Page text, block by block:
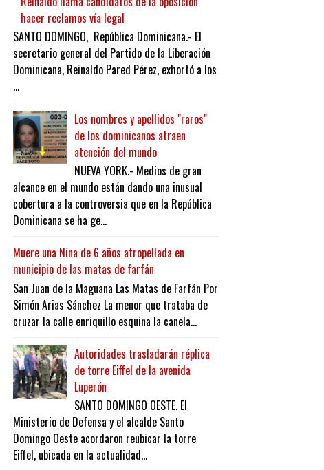
hacer reclamos vía legal
SANTO DOMINGO, República Dominicana.- El
secretario general del Partido de la Liberación
Dominicana, Reinaldo Pared Pérez, exhortó a los
...
Los nombres y apellidos "raros"
de los dominicanos atraen
atención del mundo
NUEVA YORK.- Medios de gran
alcance en el mundo están dando una inusual
cobertura a la controversia que en la República
Dominicana se ha ge...
Muere una Nina de 6 años atropellada en
municipio de las matas de farfán
San Juan de la Maguana Las Matas de Farfán Por
Simón Arias Sánchez La menor que trataba de
cruzar la calle enriquillo esquina la canela...
Autoridades trasladarán réplica
de torre Eiffel de la avenida
Luperón
SANTO DOMINGO OESTE. El
Ministerio de Defensa y el alcalde Santo
Domingo Oeste acordaron reubicar la torre
Eiffel, ubicada en la actualidad...